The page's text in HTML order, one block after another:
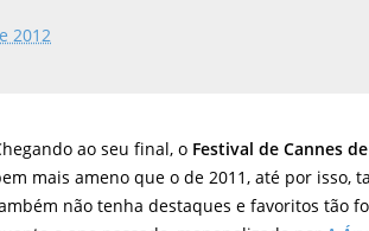
2012
ao seu final, o Festival de Cannes
mais ameno que o de 2011, até por isso,
não tenha destaques e favoritos tão